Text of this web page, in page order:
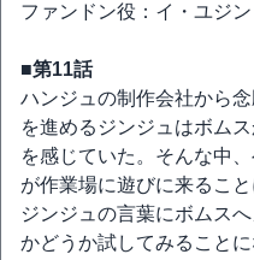
ファンドン役：イ・ユジン
■第11話
ハンジュの制作会社から
を進めるジンジュはボム
を感じていた。そんな中
が作業場に遊びに来るこ
ジンジュの言葉にボムス
かどうか試してみること